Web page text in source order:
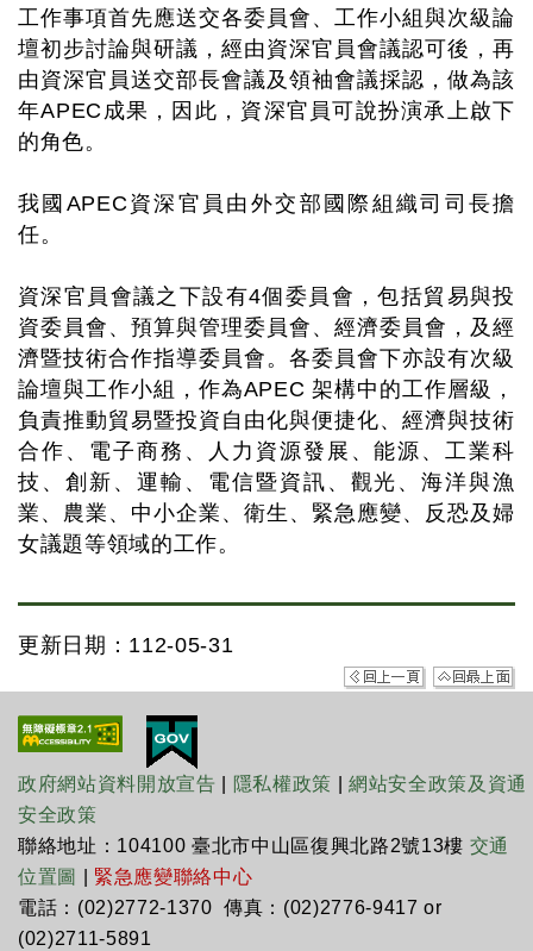
工作事項首先應送交各委員會、工作小組與次級論
壇初步討論與研議，經由資深官員會議認可後，再
由資深官員送交部長會議及領袖會議採認，做為該
年APEC成果，因此，資深官員可說扮演承上啟下
的角色。
我國APEC資深官員由外交部國際組織司司長擔
任。
資深官員會議之下設有4個委員會，包括貿易與投
資委員會、預算與管理委員會、經濟委員會，及經
濟暨技術合作指導委員會。各委員會下亦設有次級
論壇與工作小組，作為APEC 架構中的工作層級，
負責推動貿易暨投資自由化與便捷化、經濟與技術
合作、電子商務、人力資源發展、能源、工業科
技、創新、運輸、電信暨資訊、觀光、海洋與漁
業、農業、中小企業、衛生、緊急應變、反恐及婦
女議題等領域的工作。
更新日期：112-05-31
政府網站資料開放宣告 隱私權政策 |網站安全政策及資通
安全政策
聯絡地址：104100 臺北市中山區復興北路2號13樓 交通
位置圖
緊急應變聯絡中心
電話：(02)2772-1370 傳真：(02)2776-9417 or
(02)2711-5891